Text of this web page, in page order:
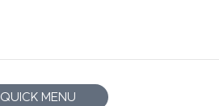
QUICK MENU